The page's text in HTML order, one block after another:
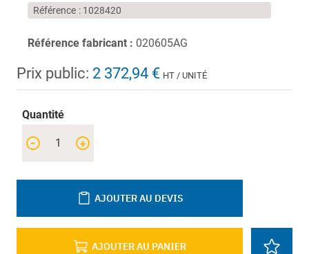
Référence 1028420
Référence fabricant : 020605AG
Prix public: 2 372,94 € HT / UNITÉ
Quantité
+
-
AJOUTER AU PANIER
AJOUTER AU DEVIS